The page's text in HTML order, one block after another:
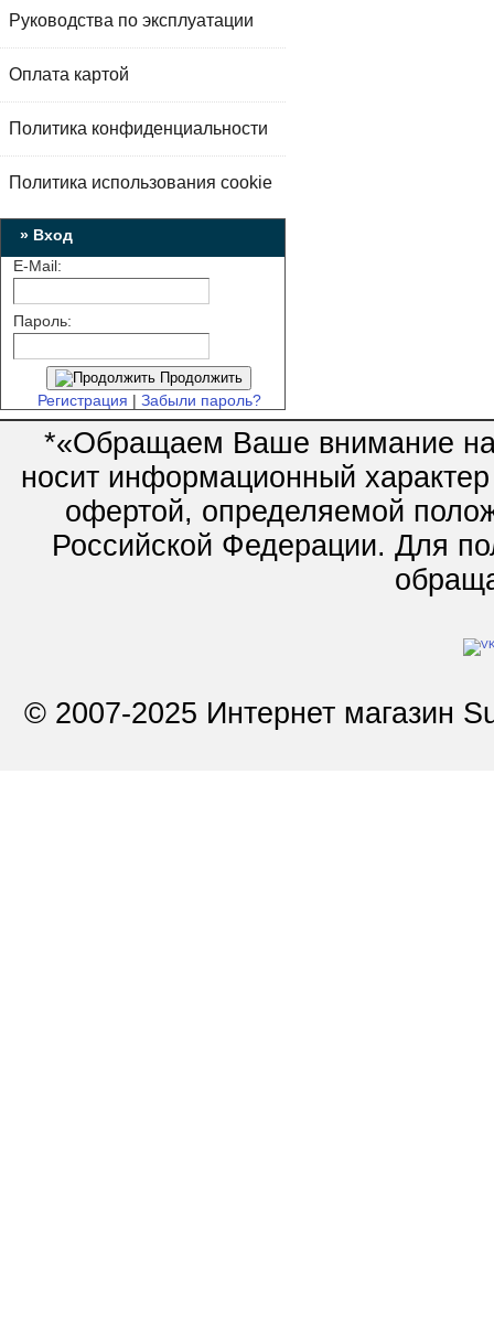
Руководства по эксплуатации
Оплата картой
Политика конфиденциальности
Политика использования cookie
» Вход
E-Mail:
Пароль:
Продолжить
Регистрация | Забыли пароль?
*«Обращаем Ваше внимание на
носит информационный
офертой, определяемой
Российской Федерации. Для
© 2007-2025 Интернет магазин